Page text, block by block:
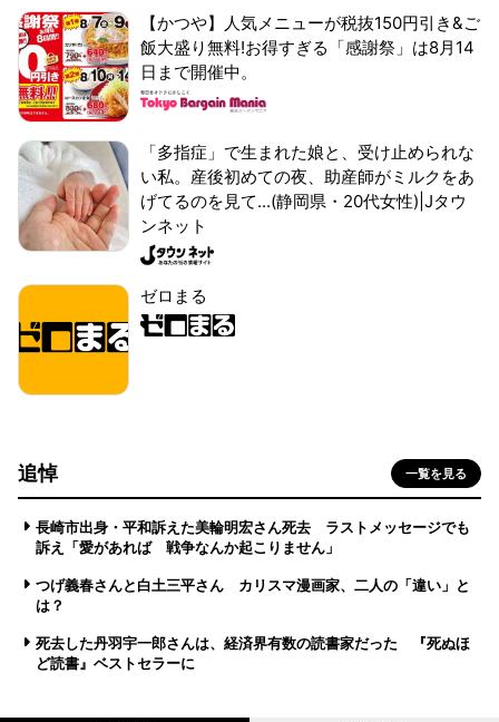
【かつや】人気メニューが税抜150円引き&ご
飯大盛り無料!お得すぎる「感謝祭」は8月14
日まで開催中。
「多指症」で生まれた娘と、受け止められな
い私。産後初めての夜、助産師がミルクをあ
げてるのを見て...(静岡県・20代女性)|Jタウ
ンネット
ゼロまる
追悼 一覧を見る
長崎市出身・平和訴えた美輪明宏さん死去 ラストメッセージでも
訴え「愛があれば 戦争なんか起こりません」
つげ義春さんと白土三平さん カリスマ漫画家、二人の「違い」と
は？
死去した丹羽宇一郎さんは、経済界有数の読書家だった 『死ぬほ
ど読書』ベストセラーに